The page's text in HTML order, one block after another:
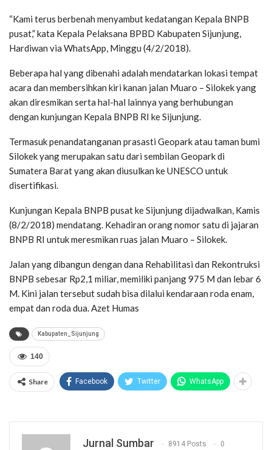
“Kami terus berbenah menyambut kedatangan Kepala BNPB
pusat,” kata Kepala Pelaksana BPBD Kabupaten Sijunjung,
Hardiwan via WhatsApp, Minggu (4/2/2018).
Beberapa hal yang dibenahi adalah mendatarkan lokasi tempat
acara dan membersihkan kiri kanan jalan Muaro – Silokek yang
akan diresmikan serta hal-hal lainnya yang berhubungan
dengan kunjungan Kepala BNPB RI ke Sijunjung.
Termasuk penandatanganan prasasti Geopark atau taman bumi
Silokek yang merupakan satu dari sembilan Geopark di
Sumatera Barat yang akan diusulkan ke UNESCO untuk
disertifikasi.
Kunjungan Kepala BNPB pusat ke Sijunjung dijadwalkan, Kamis
(8/2/2018) mendatang. Kehadiran orang nomor satu di jajaran
BNPB RI untuk meresmikan ruas jalan Muaro – Silokek.
Jalan yang dibangun dengan dana Rehabilitasi dan Rekontruksi
BNPB sebesar Rp2,1 miliar, memiliki panjang 975 M dan lebar 6
M. Kini jalan tersebut sudah bisa dilalui kendaraan roda enam,
empat dan roda dua. Azet Humas
Kabupaten_Sijunjung
140
Share Facebook Twitter WhatsApp
Jurnal Sumbar 8914 Posts 0